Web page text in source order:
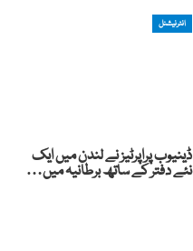
انٹرنیشنل
ڈینیوب پراپرٹیز نے لندن میں ایک
نئے دفتر کے ساتھ برطانیہ میں…